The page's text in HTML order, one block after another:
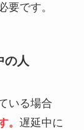
要です。
の人
いる場合
。 遅延中に